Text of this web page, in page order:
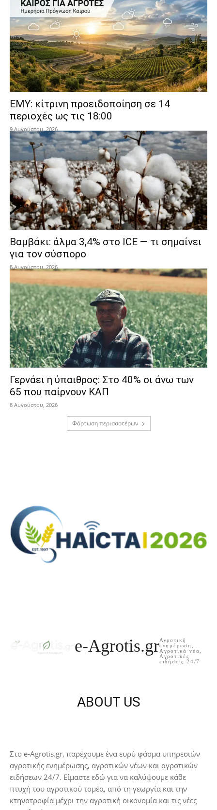
ΕΜΥ: κίτρινη προειδοποίηση σε 14
περιοχές ως τις 18:00
9 Αυγούστου, 2026
Βαμβάκι: άλμα 3,4% στο ICE — τι σημαίνει
για τον σύσπορο
8 Αυγούστου, 2026
Γερνάει η ύπαιθρος: Στο 40% οι άνω των
65 που παίρνουν ΚΑΠ
8 Αυγούστου, 2026
Φόρτωση περισσοτέρων
e-Agrotis.grΑγροτική
ενημέρωση,
Aγροτικά νέα,
Aγροτικές
ειδήσεις 24/7
ABOUT US
Στο e-Agrotis.gr, παρέχουμε ένα ευρύ φάσμα υπηρεσιών
αγροτικής ενημέρωσης, αγροτικών νέων και αγροτικών
ειδήσεων 24/7. Είμαστε εδώ για να καλύψουμε κάθε
πτυχή του αγροτικού τομέα, από τη γεωργία και την
κτηνοτροφία μέχρι την αγροτική οικονομία και τις νέες